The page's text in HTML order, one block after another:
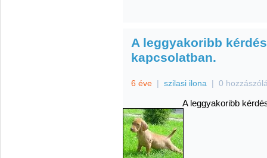
A leggyakoribb
kapcsolatban.
6 éve | szilasi ilona | 0
A leggyakoribb